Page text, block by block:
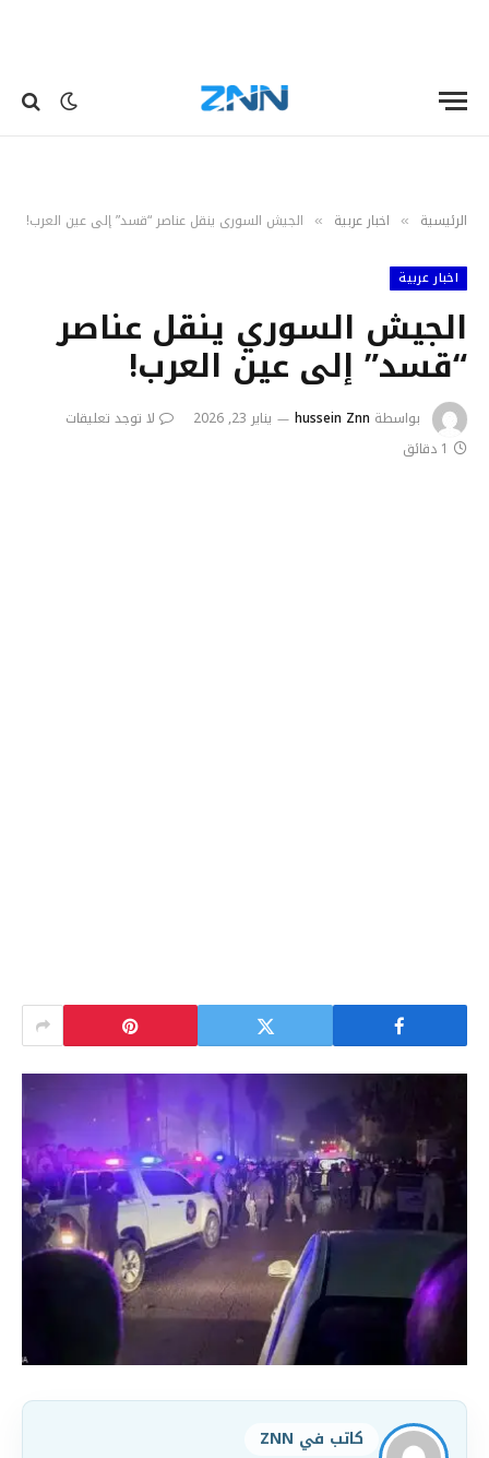
الرئيسية » اخبار عربية » الجيش السوري ينقل عناصر “قسد” إلى عين العرب!
اخبار عربية
الجيش السوري ينقل عناصر
“قسد” إلى عين العرب!
بواسطة hussein Znn يناير 23, 2026
لا توجد تعليقات
1 دقائق
كاتب في ZNN